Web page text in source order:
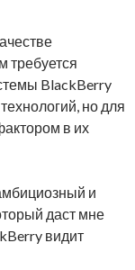
требуется
BlackBerry
но для
в их
и
даст мне
видит